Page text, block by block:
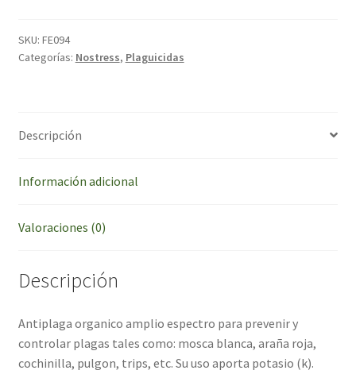
SKU: FE094
Categorías: Nostress, Plaguicidas
Descripción
Información adicional
Valoraciones (0)
Descripción
Antiplaga organico amplio espectro para prevenir y
controlar plagas tales como: mosca blanca, araña roja,
cochinilla, pulgon, trips, etc. Su uso aporta potasio (k).